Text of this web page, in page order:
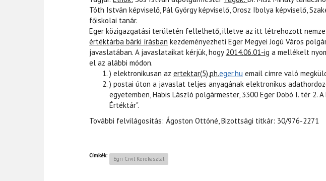
Tóth István képviselő, Pál György képviselő, Orosz Ibolya képviselő,
főiskolai tanár.
Eger közigazgatási területén fellelhető, illetve az itt létrehozott
értéktárba bárki írásban kezdeményezheti Eger Megyei Jogú Város
javaslatában. A javaslataikat kérjük, hogy 2014.06.01-ig a mellékelt
el az alábbi módon.
) elektronikusan az ertektar(5),ph.eger.hu email címre való
) postai úton a javaslat teljes anyagának elektronikus
egyetemben, Habis László polgármester, 3300 Eger Dobó I. tér 2.
Értéktár".
További felvilágosítás: Ágoston Ottóné, Bizottsági titkár: 30/976-2271
Címkék: Egri Civil Kerekasztal